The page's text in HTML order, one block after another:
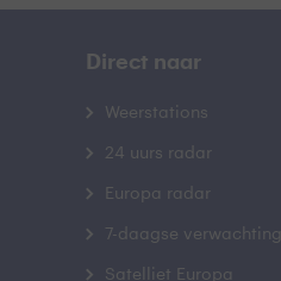
Direct naar
Weerstations
24 uurs radar
Europa radar
7-daagse verwachting
Satelliet Europa